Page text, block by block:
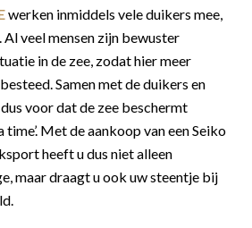
werken inmiddels vele duikers mee,
veel mensen zijn bewuster
in de zee, zodat hier meer
Samen met de duikers en
voor dat de zee beschermt
time’. Met de aankoop van een Seiko
heeft u dus niet alleen
maar draagt u ook uw steentje bij